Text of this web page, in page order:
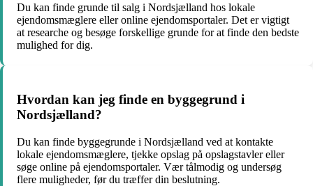
Du kan finde grunde til salg i Nordsjælland hos lokale
ejendomsmæglere eller online ejendomsportaler. Det er vigtigt
at researche og besøge forskellige grunde for at finde den bedste
mulighed for dig.
Hvordan kan jeg finde en byggegrund i
Nordsjælland?
Du kan finde byggegrunde i Nordsjælland ved at kontakte
lokale ejendomsmæglere, tjekke opslag på opslagstavler eller
søge online på ejendomsportaler. Vær tålmodig og undersøg
flere muligheder, før du træffer din beslutning.